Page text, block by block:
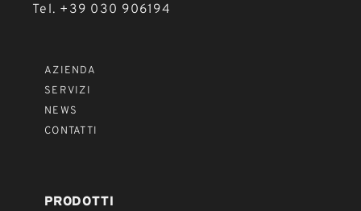
Tel. +39 030 906194
AZIENDA
SERVIZI
NEWS
CONTATTI
PRODOTTI